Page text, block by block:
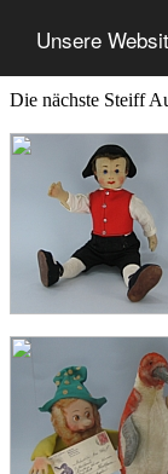
Unsere
Die nächste Steiff